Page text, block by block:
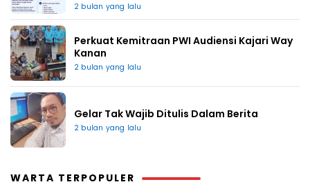
2 bulan yang lalu
Perkuat Kemitraan PWI Audiensi Kajari Way
Kanan
2 bulan yang lalu
Gelar Tak Wajib Ditulis Dalam Berita
2 bulan yang lalu
WARTA TERPOPULER